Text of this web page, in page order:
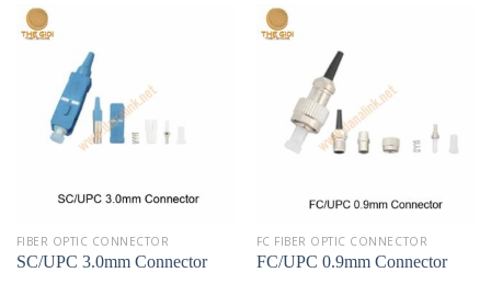
FIBER OPTIC CONNECTOR
SC/UPC 3.0mm Connector
FC FIBER OPTIC CONNECTOR
FC/UPC 0.9mm Connector